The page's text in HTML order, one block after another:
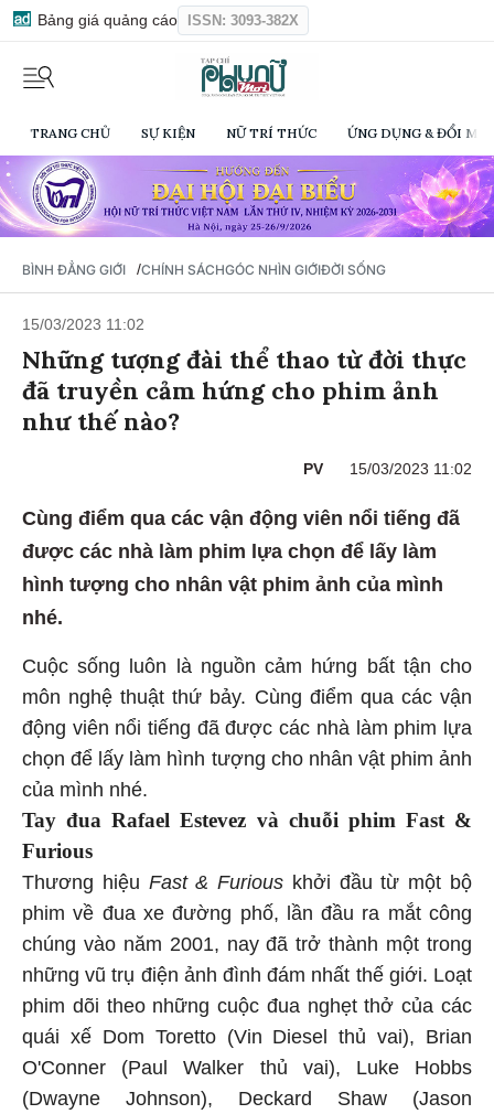
Bảng giá quảng cáo ISSN: 3093-382X
TRANG CHỦ SỰ KIỆN NỮ TRÍ THỨC ỨNG DỤNG & ĐỔI
BÌNH ĐẲNG GIỚI /CHÍNH SÁCHGÓC NHÌN GIỚIĐỜI SỐNG
15/03/2023 11:02
Những tượng đài thể thao từ đời thực
đã truyền cảm hứng cho phim ảnh
như thế nào?
PV 15/03/2023 11:02
Cùng điểm qua các vận động viên nổi tiếng đã
được các nhà làm phim lựa chọn để lấy làm
hình tượng cho nhân vật phim ảnh của mình
nhé.
Cuộc sống luôn là nguồn cảm hứng bất tận cho
môn nghệ thuật thứ bảy. Cùng điểm qua các vận
động viên nổi tiếng đã được các nhà làm phim lựa
chọn để lấy làm hình tượng cho nhân vật phim ảnh
của mình nhé.
Tay đua Rafael Estevez và chuỗi phim Fast &
Furious
Thương hiệu Fast & Furious khởi đầu từ một bộ
phim về đua xe đường phố, lần đầu ra mắt công
chúng vào năm 2001, nay đã trở thành một trong
những vũ trụ điện ảnh đình đám nhất thế giới. Loạt
phim dõi theo những cuộc đua nghẹt thở của các
quái xế Dom Toretto (Vin Diesel thủ vai), Brian
O'Conner (Paul Walker thủ vai), Luke Hobbs
(Dwayne Johnson), Deckard Shaw (Jason